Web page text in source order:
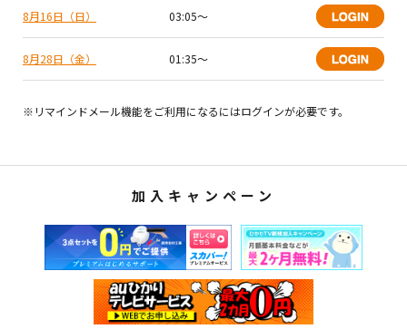
8月16日（日） 03:05〜
8月28日（金） 01:35〜
※リマインドメール機能をご利用になるにはログインが必要です。
加入キャンペーン